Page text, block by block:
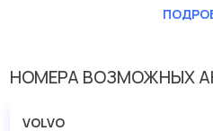
У данной детали есть аналоги с
компании Евродеталь
НОМЕРА ВОЗМОЖНЫХ
VOLVO